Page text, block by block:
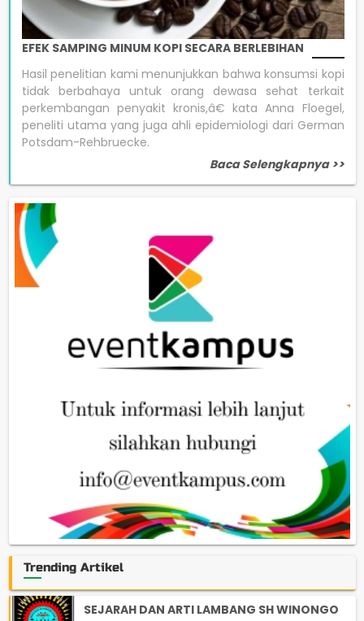
EFEK SAMPING MINUM KOPI SECARA BERLEBIHAN
Hasil penelitian kami menunjukkan bahwa konsumsi kopi
tidak berbahaya untuk orang dewasa sehat terkait
perkembangan penyakit kronis,â€ kata Anna Floegel,
peneliti utama yang juga ahli epidemiologi dari German
Potsdam-Rehbruecke.
Baca Selengkapnya >>
Trending Artikel
SEJARAH DAN ARTI LAMBANG SH WINONGO